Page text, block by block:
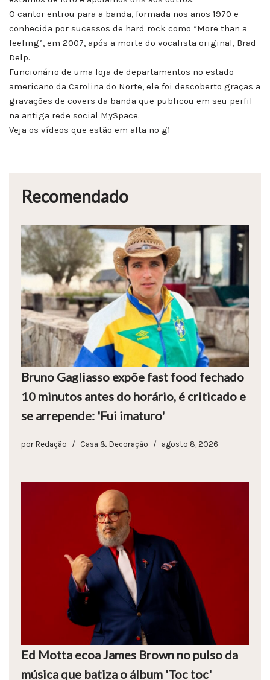
O cantor entrou para a banda, formada nos anos 1970 e
conhecida por sucessos de hard rock como “More than a
feeling”, em 2007, após a morte do vocalista original, Brad
Delp.
Funcionário de uma loja de departamentos no estado
americano da Carolina do Norte, ele foi descoberto graças a
gravações de covers da banda que publicou em seu perfil
na antiga rede social MySpace.
Veja os vídeos que estão em alta no g1
Recomendado
Bruno Gagliasso expõe fast food fechado
10 minutos antes do horário, é criticado e
se arrepende: 'Fui imaturo'
por Redação Casa & Decoração agosto 8, 2026
Ed Motta ecoa James Brown no pulso da
música que batiza o álbum 'Toc toc'